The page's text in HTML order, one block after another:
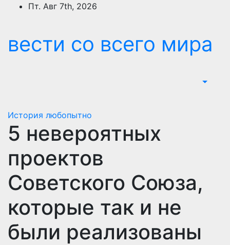
ПерейтиПт. Авг 7th, 2026
вести со всего мира
История любопытно
5 невероятных
проектов
Советского Союза,
которые так и не
были реализованы